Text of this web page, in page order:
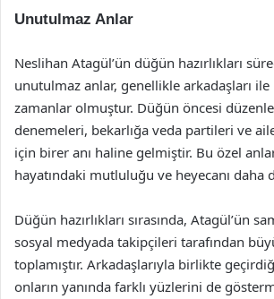
Unutulmaz Anlar
Neslihan Atagül’ün düğün hazırlıkları
unutulmaz anlar, genellikle arkadaşları
zamanlar olmuştur. Düğün öncesi
denemeleri, bekarlığa veda partileri ve
için birer anı haline gelmiştir. Bu özel
hayatındaki mutluluğu ve heyecanı daha
Düğün hazırlıkları sırasında, Atagül’ün
sosyal medyada takipçileri tarafından
toplamıştır. Arkadaşlarıyla birlikte
onların yanında farklı yüzlerini de